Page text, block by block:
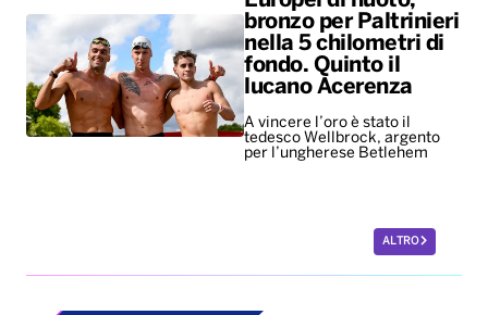
bronzo per Paltrinieri
nella 5 chilometri di
fondo. Quinto il
lucano Acerenza
A vincere l’oro è stato il
tedesco Wellbrock, argento
per l’ungherese Betlehem
ALTRO